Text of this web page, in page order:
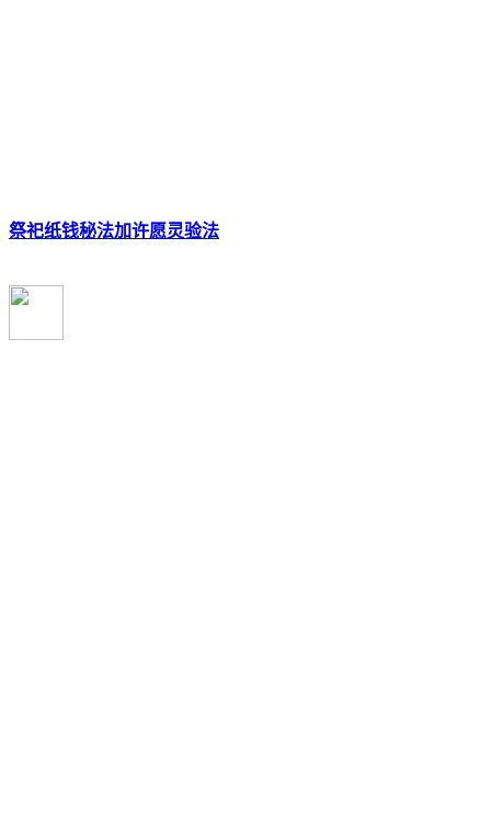
祭祀纸钱秘法加许愿灵验法